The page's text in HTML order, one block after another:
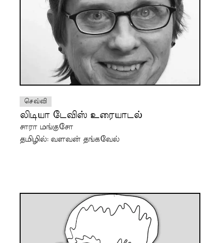
செவ்வி
லிடியா டேவிஸ் உரையாடல்
சாரா மங்குசோ
தமிழில்: வளவன் தங்கவேல்